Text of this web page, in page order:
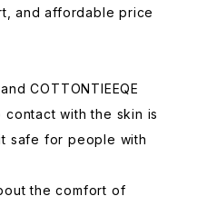
and affordable price
COTTONTIEEQE
with the skin is
safe for people with
the comfort of